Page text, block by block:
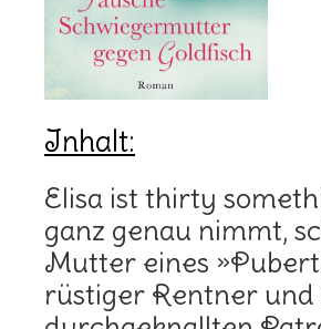
Inhalt:
Elisa ist thirty
ganz genau nimmt,
Mutter eines
rüstiger Rentner